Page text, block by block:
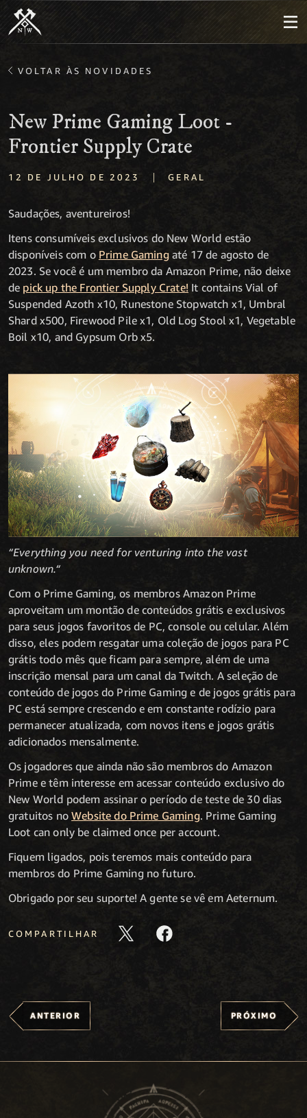
VOLTAR ÀS NOVIDADES
New Prime Gaming Loot -
Frontier Supply Crate
12 DE JULHO DE 2023 | GERAL
Saudações, aventureiros!
Itens consumíveis exclusivos do New World estão
disponíveis com o Prime Gamingaté 17 de agosto de
2023. Se você é um membro da Amazon Prime, não deixe
de pick up the Frontier Supply Crate! It contains Vial of
Suspended Azoth x10, Runestone Stopwatch x1, Umbral
Shard x500, Firewood Pile x1, Old Log Stool x1, Vegetable
Boil x10, and Gypsum Orb x5.
“Everything you need for venturing into the vast
unknown.“
Com o Prime Gaming, os membros Amazon Prime
aproveitam um montão de conteúdos grátis e exclusivos
para seus jogos favoritos de PC, console ou celular. Além
disso, eles podem resgatar uma coleção de jogos para PC
grátis todo mês que ficam para sempre, além de uma
inscrição mensal para um canal da Twitch. A seleção de
conteúdo de jogos do Prime Gaming e de jogos grátis para
PC está sempre crescendo e em constante rodízio para
permanecer atualizada, com novos itens e jogos grátis
adicionados mensalmente.
Os jogadores que ainda não são membros do Amazon
Prime e têm interesse em acessar conteúdo exclusivo do
New World podem assinar o período de teste de 30 dias
gratuitos noWebsite do Prime Gaming. Prime Gaming
Loot can only be claimed once per account.
Fiquem ligados, pois teremos mais conteúdo para
membros do Prime Gaming no futuro.
Obrigado por seu suporte! A gente se vê em Aeternum.
COMPARTILHAR
ANTERIOR PRÓXIMO